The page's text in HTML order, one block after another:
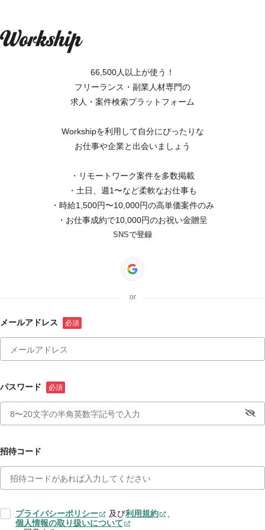
66,500人以上が使う！
フリーランス・副業人材専門の
求人・案件検索プラットフォーム
Workshipを利用して自分にぴったりな
お仕事や企業と出会いましょう
・リモートワーク案件を多数掲載
・土日、週1〜など柔軟なお仕事も
・時給1,500円〜10,000円の高単価案件のみ
・お仕事成約で10,000円のお祝い金贈呈
SNSで登録
or
メールアドレス
パスワード
招待コード
プライバシーポリシー 及び利用規約
、
個人情報の取り扱いについて